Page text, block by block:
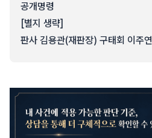
공개명령
[별지 생략]
판사 김용관(재판장) 구태회 이주연